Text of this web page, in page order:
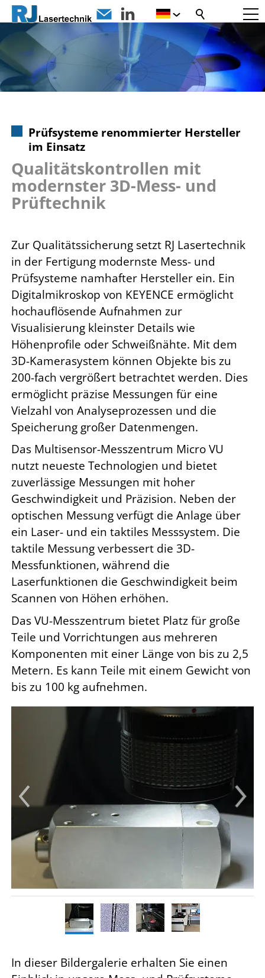
Prüfsysteme renommierter Hersteller
im Einsatz
Qualitätskontrollen mit
modernster 3D-Mess- und
Prüftechnik
Zur Qualitätssicherung setzt RJ Lasertechnik
in der Fertigung modernste Mess- und
Prüfsysteme namhafter Hersteller ein. Ein
Digitalmikroskop von KEYENCE ermöglicht
hochauflösende Aufnahmen zur
Visualisierung kleinster Details wie
Höhenprofile oder Schweißnähte. Mit dem
3D-Kamerasystem können Objekte bis zu
200-fach vergrößert betrachtet werden. Dies
ermöglicht präzise Messungen für eine
Vielzahl von Analyseprozessen und die
Speicherung großer Datenmengen.
Das Multisensor-Messzentrum Micro VU
nutzt neueste Technologien und bietet
zuverlässige Messungen mit hoher
Geschwindigkeit und Präzision. Neben der
optischen Messung verfügt die Anlage über
ein Laser- und ein taktiles Messsystem. Die
taktile Messung verbessert die 3D-
Messfunktionen, während die
Laserfunktionen die Geschwindigkeit beim
Scannen von Höhen erhöhen.
Das VU-Messzentrum bietet Platz für große
Teile und Vorrichtungen aus mehreren
Komponenten mit einer Länge von bis zu 2,5
Metern. Es kann Teile mit einem Gewicht von
bis zu 100 kg aufnehmen.
In dieser Bildergalerie erhalten Sie einen